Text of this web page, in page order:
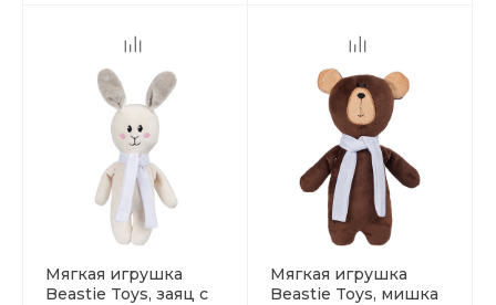
Мягкая игрушка
Beastie Toys, заяц с
Мягкая игрушка
Beastie Toys, мишка